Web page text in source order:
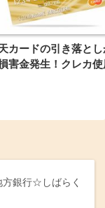
カードの引き落と
害金発生！クレカ
方銀行☆しばらく